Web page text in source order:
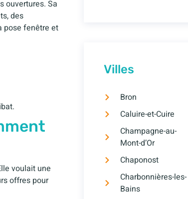
ouvertures. Sa
des
pose fenêtre et
voulait une
offres pour
Villes
Bron
Caluire-et-Cuire
Champagne-au-
Mont-d’Or
Chaponost
Charbonnières-les-
Bains